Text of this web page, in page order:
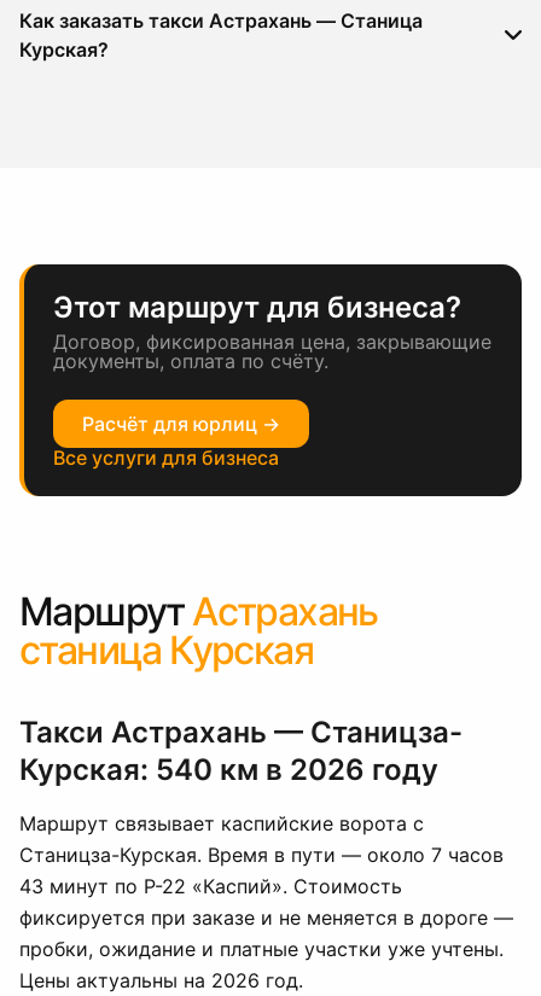
Как заказать такси Астрахань — Станица
Курская?
Этот маршрут для бизнеса?
Договор, фиксированная цена, закрывающие
документы, оплата по счёту.
Расчёт для юрлиц →
Все услуги для бизнеса
МаршрутАстрахань
станица Курская
Такси Астрахань — Станицза-
Курская: 540 км в 2026 году
Маршрут связывает каспийские ворота с
Станицза-Курская. Время в пути — около 7 часов
43 минут по Р-22 «Каспий». Стоимость
фиксируется при заказе и не меняется в дороге —
пробки, ожидание и платные участки уже учтены.
Цены актуальны на 2026 год.